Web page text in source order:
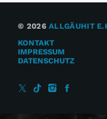
© 2026ALLGÄUHIT
KONTAKT
IMPRESSUM
DATENSCHUTZ